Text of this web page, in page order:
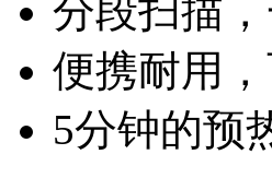
分段扫描
便携耐用
5分钟的预